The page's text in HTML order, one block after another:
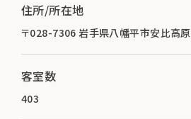
住所/所在地
〒028-7306 岩手県八幡平市安比高原
客室数
403